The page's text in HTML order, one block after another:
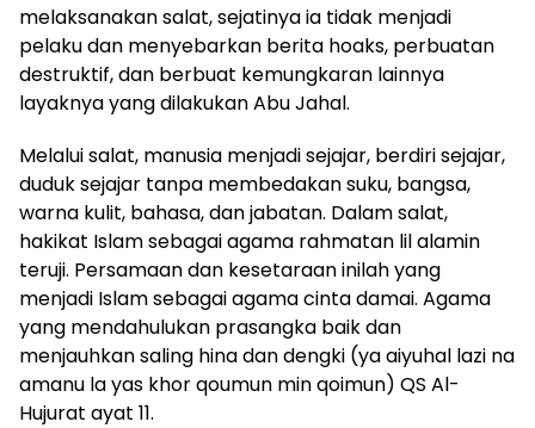
melaksanakan salat, sejatinya ia tidak menjadi
pelaku dan menyebarkan berita hoaks, perbuatan
destruktif, dan berbuat kemungkaran lainnya
layaknya yang dilakukan Abu Jahal.
Melalui salat, manusia menjadi sejajar, berdiri sejajar,
duduk sejajar tanpa membedakan suku, bangsa,
warna kulit, bahasa, dan jabatan. Dalam salat,
hakikat Islam sebagai agama rahmatan lil alamin
teruji. Persamaan dan kesetaraan inilah yang
menjadi Islam sebagai agama cinta damai. Agama
yang mendahulukan prasangka baik dan
menjauhkan saling hina dan dengki (ya aiyuhal lazi na
amanu la yas khor qoumun min qoimun) QS Al-
Hujurat ayat 11.